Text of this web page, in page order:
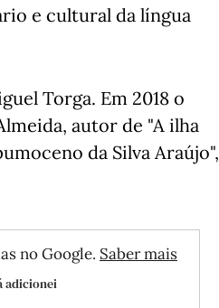
e cultural da língua
Torga. Em 2018 o
autor de "A ilha
da Silva Araújo",
no Google. Saber mais
adicionei